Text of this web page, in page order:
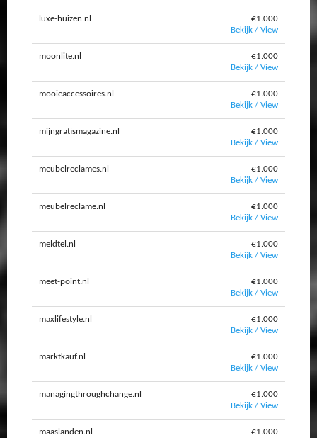
luxe-huizen.nl
€1.000
Bekijk / View
moonlite.nl
€1.000
Bekijk / View
mooieaccessoires.nl
€1.000
Bekijk / View
mijngratismagazine.nl
€1.000
Bekijk / View
meubelreclames.nl
€1.000
Bekijk / View
meubelreclame.nl
€1.000
Bekijk / View
meldtel.nl
€1.000
Bekijk / View
meet-point.nl
€1.000
Bekijk / View
maxlifestyle.nl
€1.000
Bekijk / View
marktkauf.nl
€1.000
Bekijk / View
managingthroughchange.nl
€1.000
Bekijk / View
maaslanden.nl
€1.000